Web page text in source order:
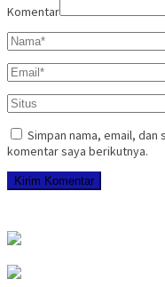
Komentar
Simpan nama, email,
komentar saya berikutnya.